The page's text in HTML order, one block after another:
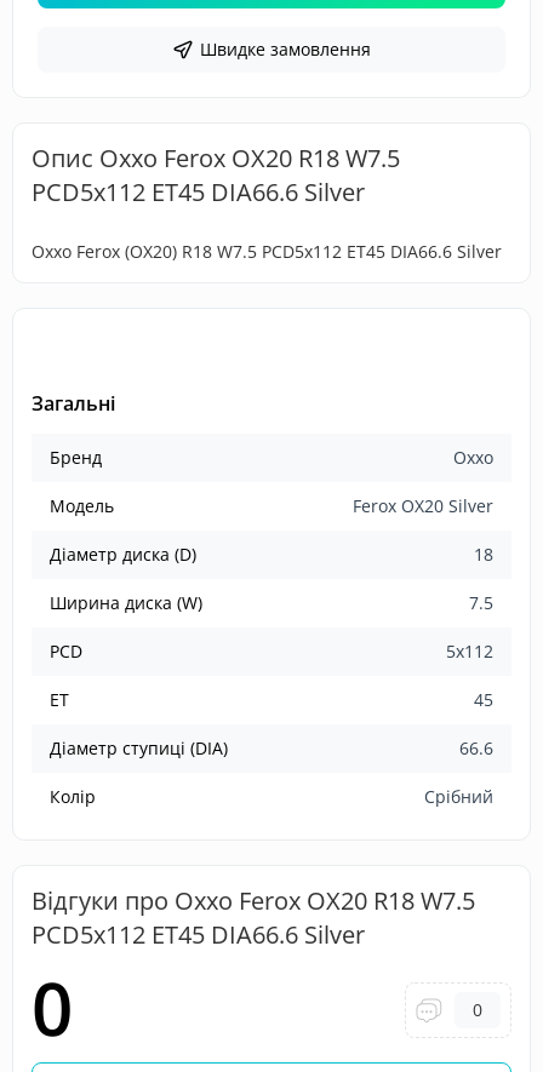
Швидке замовлення
Опис Oxxo Ferox OX20 R18 W7.5
PCD5x112 ET45 DIA66.6 Silver
Oxxo Ferox (OX20) R18 W7.5 PCD5x112 ET45 DIA66.6 Silver
Загальні
Бренд Oxxo
Модель Ferox OX20 Silver
Діаметр диска (D) 18
Ширина диска (W) 7.5
PCD 5x112
ET 45
Діаметр ступиці (DIA) 66.6
Колір Срібний
Відгуки про Oxxo Ferox OX20 R18 W7.5
PCD5x112 ET45 DIA66.6 Silver
0 0